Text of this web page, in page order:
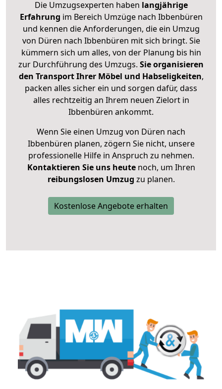
Die Umzugsexperten haben langjährige
Erfahrung im Bereich Umzüge nach Ibbenbüren
und kennen die Anforderungen, die ein Umzug
von Düren nach Ibbenbüren mit sich bringt. Sie
kümmern sich um alles, von der Planung bis hin
zur Durchführung des Umzugs. Sie organisieren
den Transport Ihrer Möbel und Habseligkeiten,
packen alles sicher ein und sorgen dafür, dass
alles rechtzeitig an Ihrem neuen Zielort in
Ibbenbüren ankommt.
Wenn Sie einen Umzug von Düren nach
Ibbenbüren planen, zögern Sie nicht, unsere
professionelle Hilfe in Anspruch zu nehmen.
Kontaktieren Sie uns heutenoch, um Ihren
reibungslosen Umzug zu planen.
Kostenlose Angebote erhalten